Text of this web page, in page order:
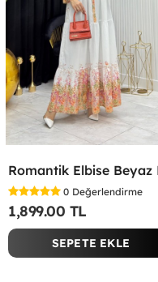
0 Değerlendirme
1,899.00 TL
SEPETE EKLE